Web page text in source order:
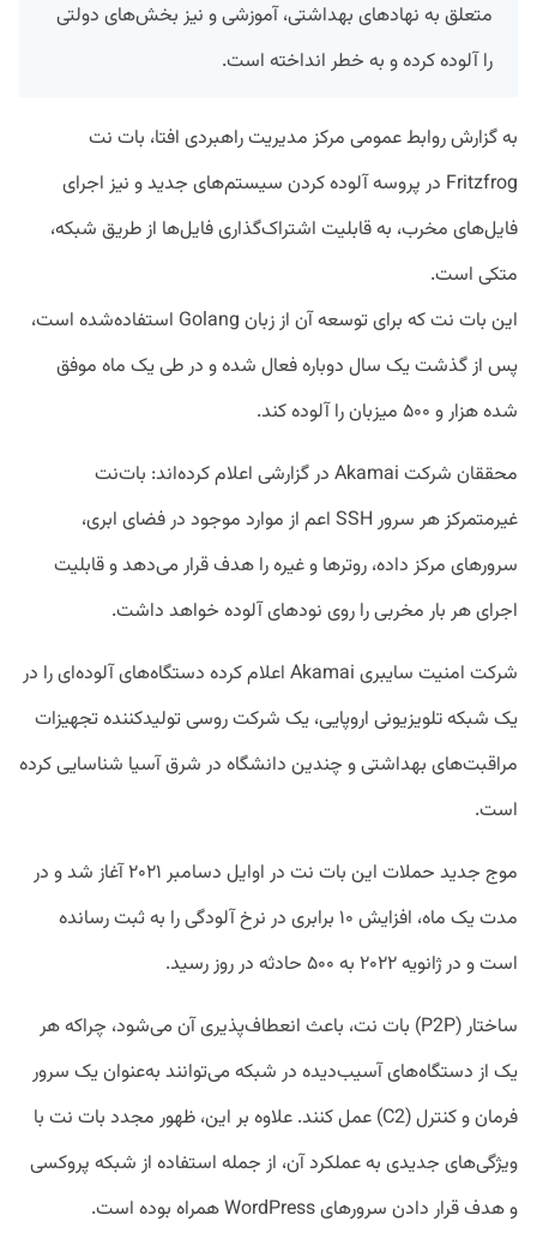
متعلق به نهادهای بهداشتی، آموزشی و نیز بخش‌های دولتی
را آلوده کرده و به خطر انداخته است.
به گزارش روابط عمومی مرکز مدیریت راهبردی افتا، بات نت
Fritzfrog در پروسه آلوده کردن سیستم‌های جدید و نیز اجرای
فایل‌های مخرب، به قابلیت اشتراک‌گذاری فایل‌ها از طریق شبکه،
متکی است.
این بات نت که برای توسعه آن از زبان Golang استفاده‌شده است،
پس از گذشت یک سال دوباره فعال شده و در طی یک ماه موفق
شده هزار و ۵۰۰ میزبان را آلوده کند.
محققان شرکت Akamai در گزارشی اعلام کرده‌اند: بات‌نت
غیرمتمرکز هر سرور SSH اعم از موارد موجود در فضای ابری،
سرورهای مرکز داده، روترها و غیره را هدف قرار می‌دهد و قابلیت
اجرای هر بار مخربی را روی نودهای آلوده خواهد داشت.
شرکت امنیت سایبری Akamai اعلام کرده دستگاه‌های آلوده‌ای را در
یک شبکه تلویزیونی اروپایی، یک شرکت روسی تولیدکننده تجهیزات
مراقبت‌های بهداشتی و چندین دانشگاه در شرق آسیا شناسایی کرده
است.
موج جدید حملات این بات نت در اوایل دسامبر ۲۰۲۱ آغاز شد و در
مدت یک ماه، افزایش ۱۰ برابری در نرخ آلودگی را به ثبت رسانده
است و در ژانویه ۲۰۲۲ به ۵۰۰ حادثه در روز رسید.
ساختار (P2P) بات نت، باعث انعطاف‌پذیری آن می‌شود، چراکه هر
یک از دستگاه‌های آسیب‌دیده در شبکه می‌توانند به‌عنوان یک سرور
فرمان و کنترل (C2) عمل کنند. علاوه بر این، ظهور مجدد بات نت با
ویژگی‌های جدیدی به عملکرد آن، از جمله استفاده از شبکه پروکسی
و هدف قرار دادن سرورهای WordPress همراه بوده است.